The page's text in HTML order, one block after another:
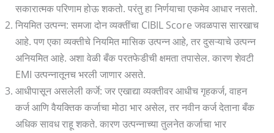
सकारात्मक परिणाम होऊ शकतो. परंतु हा निर्णयाचा एकमेव आधार नसतो.
नियमित उत्पन्न: समजा दोन व्यक्तींचा CIBIL Score जवळपास सारखाच
आहे. पण एका व्यक्तीचे नियमित मासिक उत्पन्न आहे, तर दुसऱ्याचे उत्पन्न
अनियमित आहे. अशा वेळी बँक परतफेडीची क्षमता तपासेल. कारण शेवटी
EMI उत्पन्नातूनच भरली जाणार असते.
आधीपासून असलेली कर्जे: जर एखाद्या व्यक्तीवर आधीच गृहकर्ज, वाहन
कर्ज आणि वैयक्तिक कर्जाचा मोठा भार असेल, तर नवीन कर्ज देताना बँक
अधिक सावध राहू शकते. कारण उत्पन्नाच्या तुलनेत कर्जाचा भार